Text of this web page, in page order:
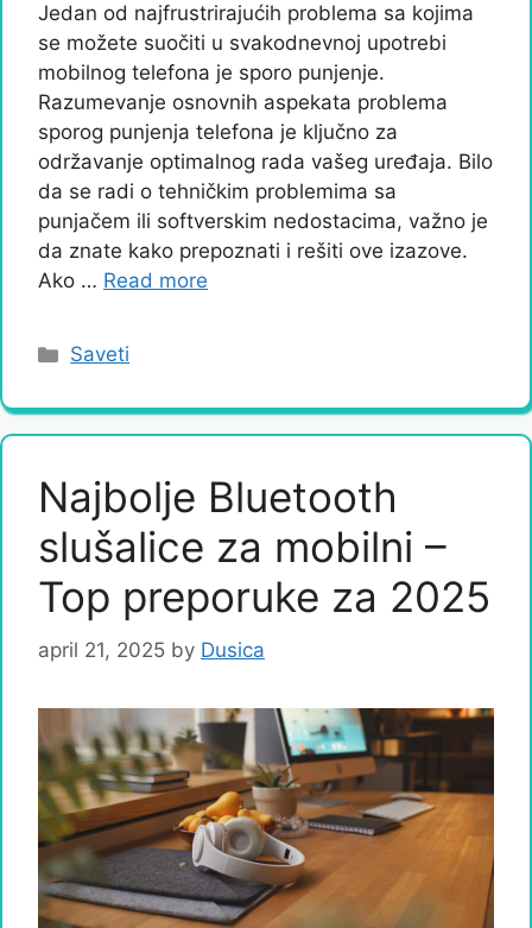
Jedan od najfrustrirajućih problema sa kojima
se možete suočiti u svakodnevnoj upotrebi
mobilnog telefona je sporo punjenje.
Razumevanje osnovnih aspekata problema
sporog punjenja telefona je ključno za
održavanje optimalnog rada vašeg uređaja. Bilo
da se radi o tehničkim problemima sa
punjačem ili softverskim nedostacima, važno je
da znate kako prepoznati i rešiti ove izazove.
Ako … Read more
Categories
Saveti
Najbolje Bluetooth
slušalice za mobilni –
Top preporuke za 2025
april 21, 2025 by Dusica